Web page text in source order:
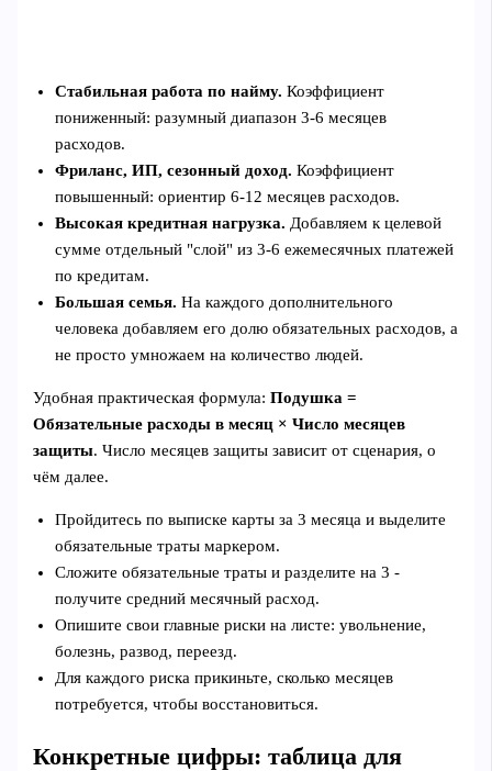
Стабильная работа по найму. Коэффициент
пониженный: разумный диапазон 3-6 месяцев
расходов.
Фриланс, ИП, сезонный доход. Коэффициент
повышенный: ориентир 6-12 месяцев расходов.
Высокая кредитная нагрузка. Добавляем к целевой
сумме отдельный "слой" из 3-6 ежемесячных платежей
по кредитам.
Большая семья. На каждого дополнительного
человека добавляем его долю обязательных расходов, а
не просто умножаем на количество людей.
Удобная практическая формула:Подушка =
Обязательные расходы в месяц × Число месяцев
защиты. Число месяцев защиты зависит от сценария, о
чём далее.
Пройдитесь по выписке карты за 3 месяца и выделите
обязательные траты маркером.
Сложите обязательные траты и разделите на 3 -
получите средний месячный расход.
Опишите свои главные риски на листе: увольнение,
болезнь, развод, переезд.
Для каждого риска прикиньте, сколько месяцев
потребуется, чтобы восстановиться.
Конкретные цифры: таблица для